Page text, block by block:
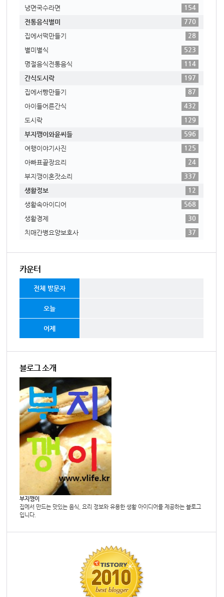
냉면국수라면
154
전통음식별미
770
집에서떡만들기
28
별미별식
523
명절음식전통음식
114
간식도시락
197
집에서빵만들기
87
아이들어른간식
432
도시락
129
부지깽이와윤씨들
596
여행이야기사진
125
아빠표끝장요리
24
부지깽이혼잣소리
337
생활정보
12
생활속아이디어
568
생활경제
30
치매간병요양보호사
37
카운터
전체 방문자
오늘
어제
블로그 소개
부지깽이
집에서 만드는 맛있는 음식, 요리 정보와 유용한 생활 아이디어를 제공하는 블로그
입니다.